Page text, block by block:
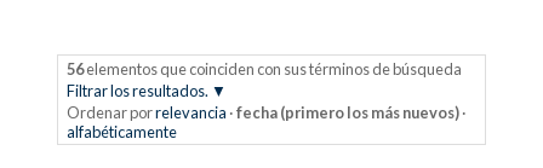
56elementos que coinciden con sus términos de búsqueda
Filtrar los resultados.
Ordenar porrelevancia ·fecha (primero los más nuevos) ·
alfabéticamente